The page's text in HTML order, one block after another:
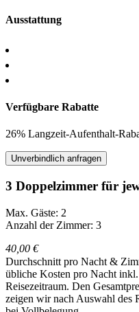
Ausstattung
Verfügbare Rabatte
26% Langzeit-Aufenthalt-
Unverbindlich anfragen
3 Doppelzimmer für
Max. Gäste: 2
Anzahl der Zimmer: 3
40,00 €
Durchschnitt pro Nacht &
übliche Kosten pro Nacht
Reisezeitraum. Den
zeigen wir nach Auswahl des